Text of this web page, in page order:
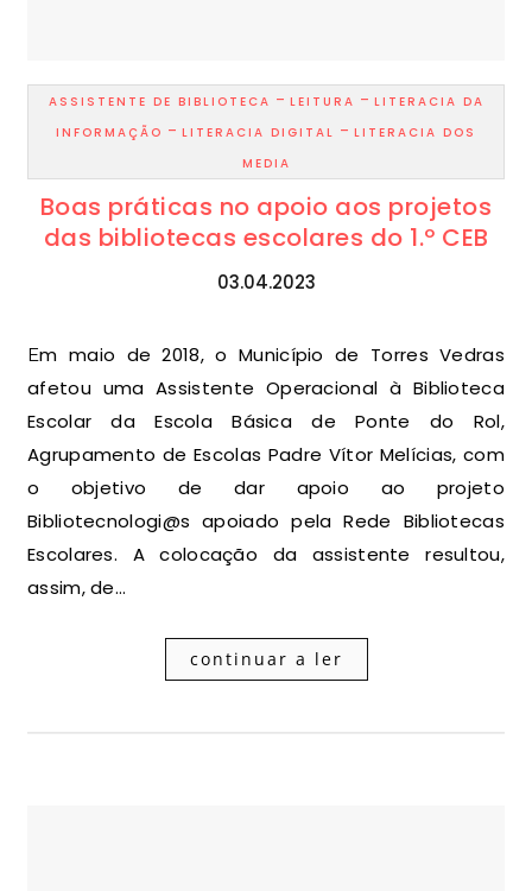
ASSISTENTE DE BIBLIOTECA - LEITURA - LITERACIA DA
INFORMAÇÃO - LITERACIA DIGITAL - LITERACIA DOS
MEDIA
Boas práticas no apoio aos projetos
das bibliotecas escolares do 1.º CEB
03.04.2023
Em maio de 2018, o Município de Torres Vedras
afetou uma Assistente Operacional à Biblioteca
Escolar da Escola Básica de Ponte do Rol,
Agrupamento de Escolas Padre Vítor Melícias, com
o objetivo de dar apoio ao projeto
Bibliotecnologi@s apoiado pela Rede Bibliotecas
Escolares. A colocação da assistente resultou,
assim, de…
continuar a ler